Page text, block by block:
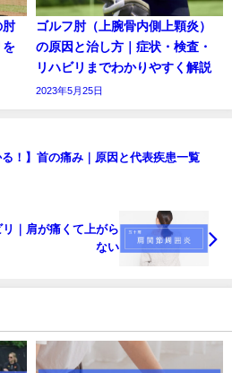
肘
を
ゴルフ肘（上腕骨内側上顆炎）
の原因と治し方｜症状・検査・
リハビリまでわかりやすく解説
2023年5月25日
る！】首の痛み｜原因と代表疾患一覧
｜肩が痛くて上がら
ない